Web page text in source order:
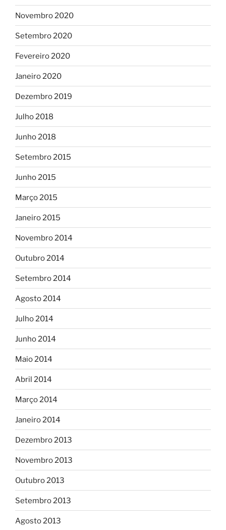
Novembro 2020
Setembro 2020
Fevereiro 2020
Janeiro 2020
Dezembro 2019
Julho 2018
Junho 2018
Setembro 2015
Junho 2015
Março 2015
Janeiro 2015
Novembro 2014
Outubro 2014
Setembro 2014
Agosto 2014
Julho 2014
Junho 2014
Maio 2014
Abril 2014
Março 2014
Janeiro 2014
Dezembro 2013
Novembro 2013
Outubro 2013
Setembro 2013
Agosto 2013